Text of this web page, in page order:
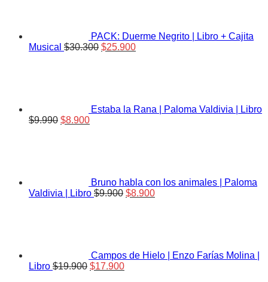
PACK: Duerme Negrito | Libro + Cajita
Musical $30.300 El
$25.900El
Estaba la Rana | Paloma Valdivia | Libro
$9.990 El
$8.900El
Bruno habla con los animales | Paloma
Valdivia | Libro $9.900 El
$8.900El
Campos de Hielo | Enzo Farías Molina |
Libro $19.900 El
$17.900El